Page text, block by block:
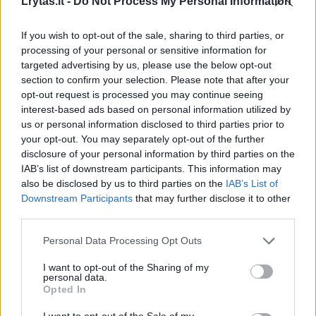
If you wish to opt-out of the sale, sharing to third parties, or
processing of your personal or sensitive information for
targeted advertising by us, please use the below opt-out
section to confirm your selection. Please note that after your
opt-out request is processed you may continue seeing
interest-based ads based on personal information utilized by
us or personal information disclosed to third parties prior to
your opt-out. You may separately opt-out of the further
disclosure of your personal information by third parties on the
IAB’s list of downstream participants. This information may
also be disclosed by us to third parties on the IAB’s List of
Downstream Participants that may further disclose it to other
Personal Data Processing Opt Outs
I want to opt-out of the Sharing of my
personal data.
Opted In
įmušusi „Manchester City“
tėškė antausį „Chelsea“
futbolininkams
sezono
Po šios pergalės „Real“ įtvirtino savo pozicijas
lentelės viršūnėje – Madrido klubas
turėdamas rungtynes atsargoje prieš
artimiausią persekiotoją turi taško
pranašumą.
KOMANDA